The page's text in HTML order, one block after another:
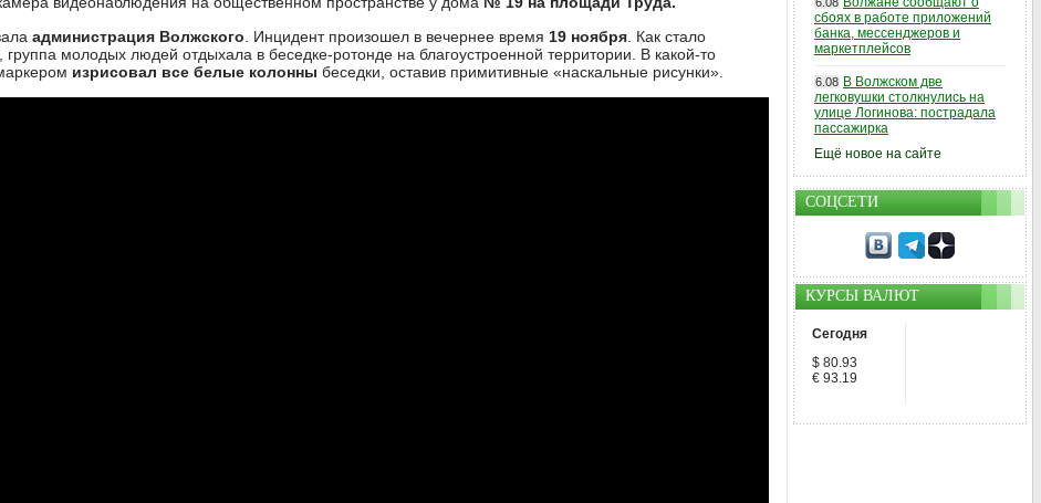
администрация Волжского . Инцидент произошел в вечернее время 19 ноября . Как стало
, группа молодых людей отдыхала в беседке-ротонде на благоустроенной территории. В какой-то
изрисовал все белые колонны беседки, оставив примитивные «наскальные рисунки».
сбоях в работе приложений
банка, мессенджеров и
маркетплейсов
6.08 В Волжском две
легковушки столкнулись на
улице Логинова: пострадала
пассажирка
Ещё новое на сайте
СОЦСЕТИ
КУРСЫ ВАЛЮТ
Сегодня
$ 80.93
€ 93.19